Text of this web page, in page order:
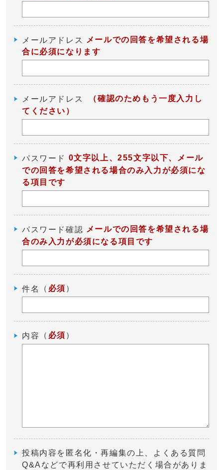
メールアドレス
メールでの回答を希望される場
合に必須になります
メールアドレス
（確認のためもう一度入力し
てください）
パスワード 0文字以上、255文字以下、メール
での回答を希望される場合のみ入力が必須にな
る項目です
パスワード確認 メールでの回答を希望される場
合のみ入力が必須になる項目です
件名 （ 必須 ）
内容 （ 必須 ）
投稿内容を匿名化・再編集の上、よくある質問
Q&Aなどで再利用させていただく場合がありま